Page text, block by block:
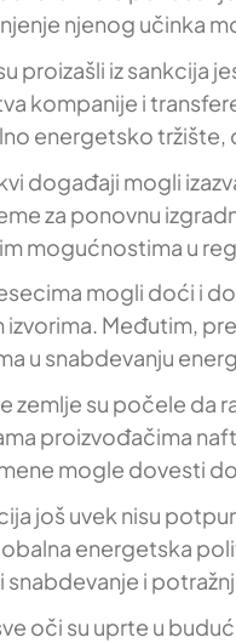
njenog učinka
proizašli iz sankcija
kompanije i
energetsko tržište,
događaji mogli
za ponovnu
mogućnostima u
mogli doći i
Međutim,
u snabdevanju
zemlje su počele da
proizvođačima
mogle dovesti
još uvek nisu
energetska
i
oči su uprte u